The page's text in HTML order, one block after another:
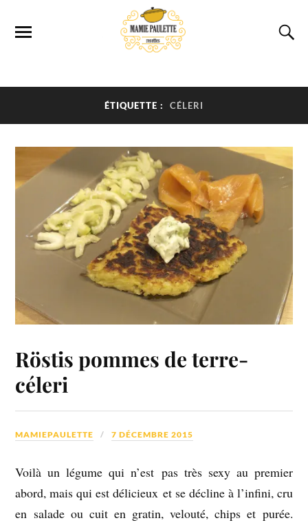
ÉTIQUETTE : CÉLERI
Röstis pommes de terre-
céleri
MAMIEPAULETTE 7 DÉCEMBRE 2015
Voilà un légume qui n’est pas très sexy au premier
abord, mais qui est délicieux et se décline à l’infini, cru
en salade ou cuit en gratin, velouté, chips et purée.